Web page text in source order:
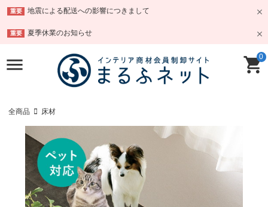
重要 地震による配送への影響につきまして
重要 夏季休業のお知らせ
0
全商品 床材